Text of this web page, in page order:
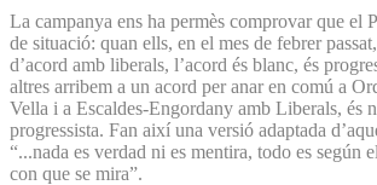
La campanya ens ha permès comprovar que el
de situació: quan ells, en el mes de febrer
d’acord amb liberals, l’acord és blanc, és
altres arribem a un acord per anar en comú a
Vella i a Escaldes-Engordany amb Liberals, és
progressista. Fan així una versió adaptada
“...nada es verdad ni es mentira, todo es según
con que se mira”.